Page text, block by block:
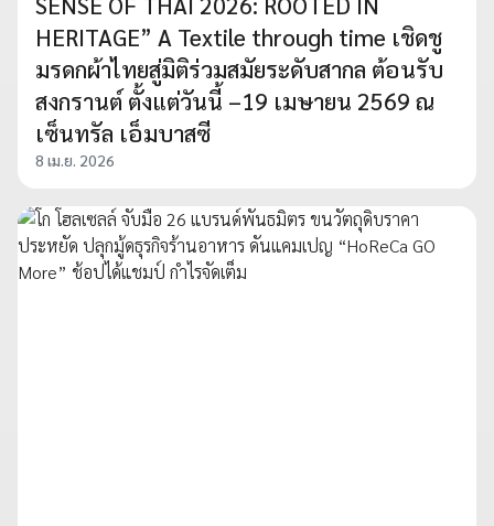
HERITAGE” A Textile through time เชิดชู
มรดกผ้าไทยสู่มิติร่วมสมัยระดับสากล ต้อนรับ
สงกรานต์ ตั้งแต่วันนี้ –19 เมษายน 2569 ณ
เซ็นทรัล เอ็มบาสซี
8 เม.ย. 2026